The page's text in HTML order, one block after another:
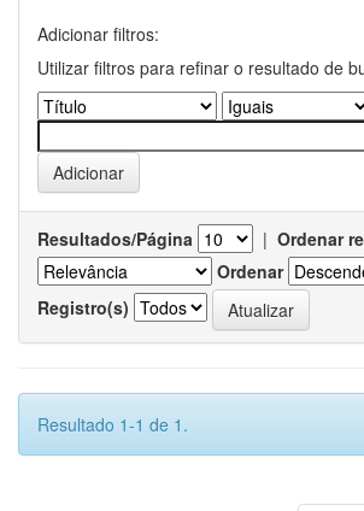
Adicionar filtros:
Utilizar filtros para refinar o resultado de
Resultados/Página | Ordenar
Ordenar
Registro(s)
Resultado 1-1 de 1.